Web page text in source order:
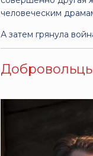
человеческим
А затем грянула
Добровольцы